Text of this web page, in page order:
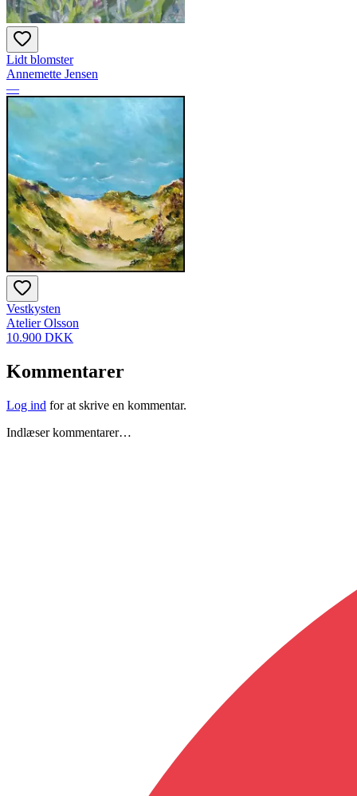
Lidt blomster
Annemette Jensen
—
Vestkysten
Atelier Olsson
10.900 DKK
Kommentarer
Log ind for at skrive en kommentar.
Indlæser kommentarer…